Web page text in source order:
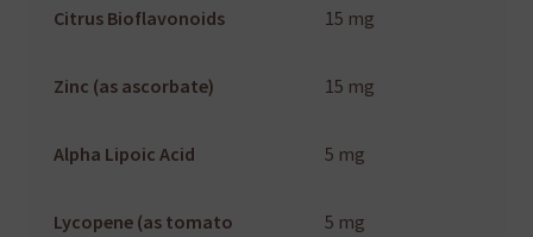
Citrus Bioflavonoids 15 mg
Zinc (as ascorbate) 15 mg
Alpha Lipoic Acid 5 mg
Lycopene (as tomato
5 mg